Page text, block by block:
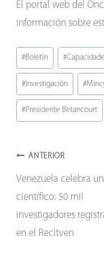
El portal web del
información sobre
Etiquetas
de
la
entrada:
#Boletín #
# Investigación #
#Presidente Betancourt
de
entradas
ANTERIOR
Venezuela celebra
científico: 50 mil
investigadores
en el Recitven